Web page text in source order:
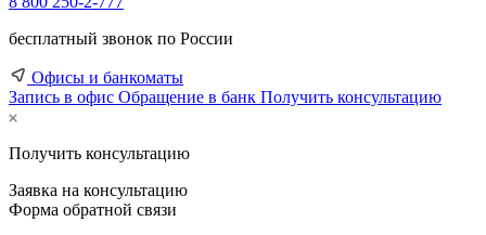
бесплатный звонок по России
Офисы и банкоматы
Запись в офис Обращение в банк Получить консультацию
Получить консультацию
Заявка на консультацию
Форма обратной связи